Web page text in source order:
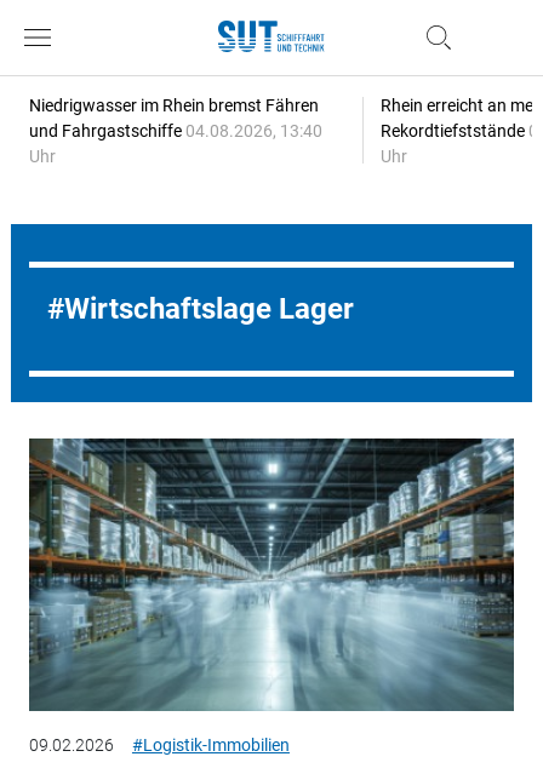
Niedrigwasser im Rhein bremst Fähren
und Fahrgastschiffe 04.08.2026, 13:40
Uhr
Rhein erreicht an
Rekordtiefststände
Uhr
Wirtschaftslage Lager
09.02.2026 #Logistik-Immobilien